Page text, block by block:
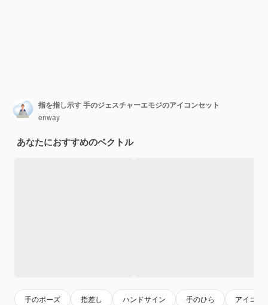
指を指し示す 手のジェスチャーエモジのアイコンセット
enway
あなたにおすすめのベクトル
手のポーズ 指差し ハンドサイン 手のひら アイコン